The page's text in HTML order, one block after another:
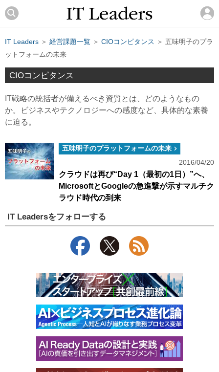
IT Leaders ＞ 経営課題一覧 ＞ CIOコンピタンス ＞ 五味明子のプラ
ットフォームの未来
CIOコンピタンス
IT戦略の統括者が備えるべき資質とは、どのようなもの
か。ビジネスやテクノロジーへの感度など、具体的な素養
に迫る。
五味明子のプラットフォームの未来
2016/04/20
クラウドは再び“Day 1（最初の1日）”へ、
MicrosoftとGoogleの急進撃が示すマルチク
ラウド時代の到来
IT Leadersをフォローする